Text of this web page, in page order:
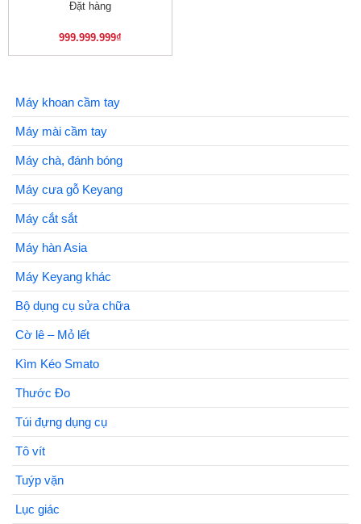
Đặt hàng
999.999.999₫
Máy khoan cầm tay
Máy mài cầm tay
Máy chà, đánh bóng
Máy cưa gỗ Keyang
Máy cắt sắt
Máy hàn Asia
Máy Keyang khác
Bộ dụng cụ sửa chữa
Cờ lê – Mỏ lết
Kìm Kéo Smato
Thước Đo
Túi đựng dụng cụ
Tô vít
Tuýp vặn
Lục giác